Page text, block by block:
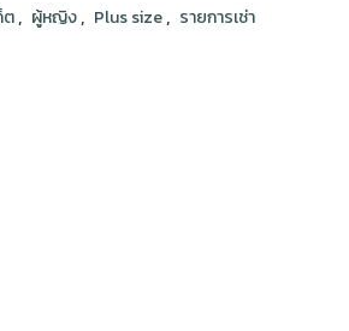
ต, ผู้หญิง, Plus size, รายการเช่า